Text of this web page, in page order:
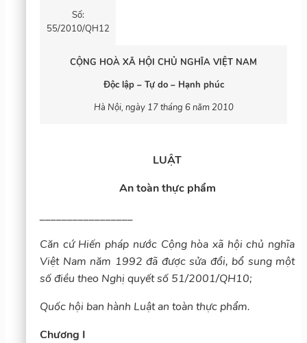
Số:
55/2010/QH12
CỘNG HOÀ XÃ HỘI CHỦ NGHĨA VIỆT NAM
Độc lập – Tự do – Hạnh phúc
Hà Nội, ngày 17 tháng 6 năm 2010
LUẬT
An toàn thực phẩm
_________________
Căn cứ Hiến pháp nước Cộng hòa xã hội chủ nghĩa
Việt Nam năm 1992 đã được sửa đổi, bổ sung một
số điều theo Nghị quyết số 51/2001/QH10;
Quốc hội ban hành Luật an toàn thực phẩm.
Chương I